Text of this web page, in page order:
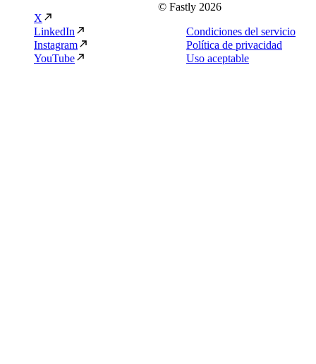
© Fastly 2026
Condiciones del servicio
Política de privacidad
Uso aceptable
X
LinkedIn
Instagram
YouTube